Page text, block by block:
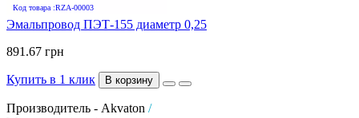
Код товара :RZA-00003
Эмальпровод ПЭТ-155 диаметр 0,25
891.67 грн
Купить в 1 клик В корзину
Производитель - Akvaton /